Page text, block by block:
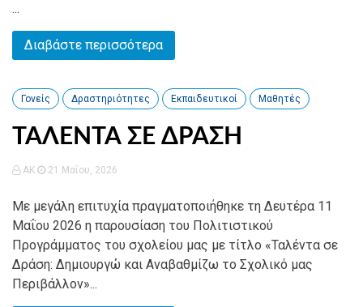
...
Διαβάστε περισσότερα
Γονείς Δραστηριότητες Εκπαιδευτικοί Μαθητές
ΤΑΛΕΝΤΑ ΣΕ ΔΡΑΣΗ
AK 21 Μαΐου, 2026
Με μεγάλη επιτυχία πραγματοποιήθηκε τη Δευτέρα 11
Μαΐου 2026 η παρουσίαση του Πολιτιστικού
Προγράμματος του σχολείου μας με τίτλο «Ταλέντα σε
Δράση: Δημιουργώ και Αναβαθμίζω το Σχολικό μας
Περιβάλλον»...